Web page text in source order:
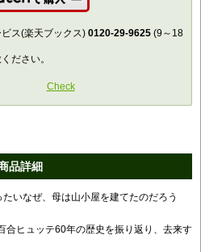
楽天で購入
ス(楽天ブックス) 0120-29-9625 (9～18
ださい。
Check
品詳細
いなぜ、母は山小屋を建てたのだろう
合ヒュッテ60年の歴史を振り返り、去来す